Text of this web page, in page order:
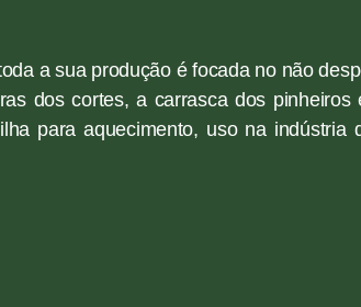
a sua produção é focada no não
dos cortes, a carrasca dos
para aquecimento, uso na